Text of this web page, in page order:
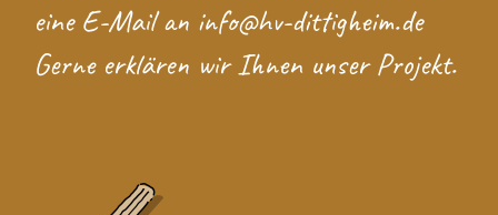
eine E-Mail an info@hv-dittigheim.de
Gerne erklären wir Ihnen unser Projekt.